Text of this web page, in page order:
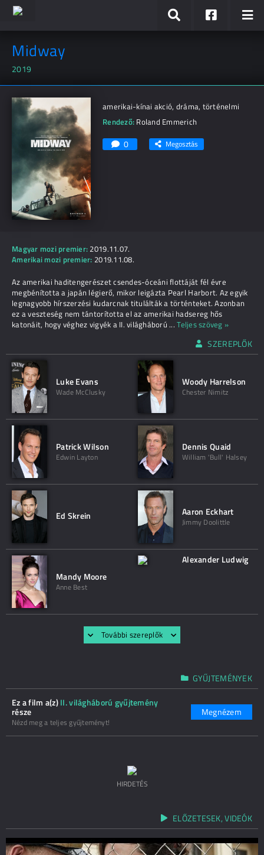
Midway
2019
amerikai-kínai akció, dráma, történelmi
Rendező: Roland Emmerich
0 Megosztás
Magyar mozi premier: 2019.11.07.
Amerikai mozi premier: 2019.11.08.
Az amerikai haditengerészet csendes-óceáni flottáját fél évre
megbénította a japán légierő, mikor leigázta Pearl Harbort. Az egyik
legnagyobb hírszerzési kudarcnak titulálták a történteket. Azonban
ez a veszteség nem tántorította el az amerikai hadsereg hős
katonáit, hogy véghez vigyék a II. világháború... Teljes szöveg »
SZEREPLŐK
Luke Evans
Wade McClusky
Woody Harrelson
Chester Nimitz
Patrick Wilson
Edwin Layton
Dennis Quaid
William 'Bull' Halsey
Ed Skrein Aaron Eckhart
Jimmy Doolittle
Mandy Moore
Anne Best
Alexander Ludwig
További szereplők
GYŰJTEMÉNYEK
Ez a film a(z)II. világháború gyűjtemény
része
Nézd meg a teljes gyűjteményt!
Megnézem
HIRDETÉS
ELŐZETESEK, VIDEÓK